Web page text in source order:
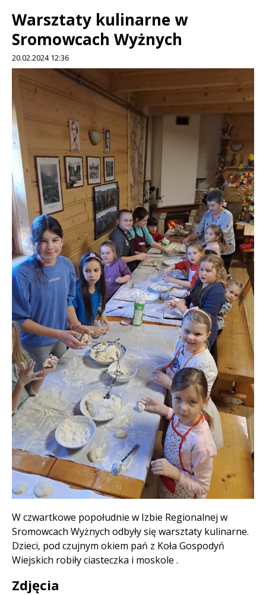
Warsztaty kulinarne w
Sromowcach Wyżnych
20.02.2024 12:36
Treść
W czwartkowe popołudnie w Izbie Regionalnej w
Sromowcach Wyżnych odbyły się warsztaty kulinarne.
Dzieci, pod czujnym okiem pań z Koła Gospodyń
Wiejskich robiły ciasteczka i moskole .
Zdjęcia